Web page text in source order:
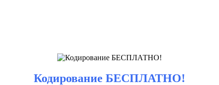
Кодирование БЕСПЛАТНО!